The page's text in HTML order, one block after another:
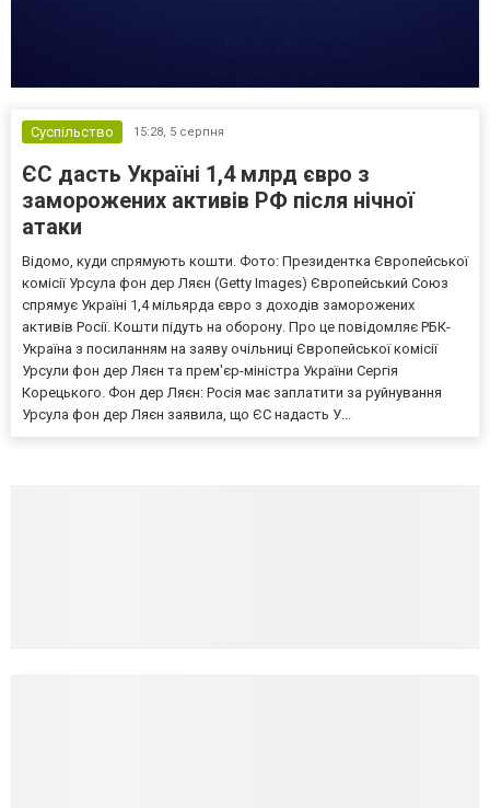
Суспільство 15:28, 5 серпня
ЄС дасть Україні 1,4 млрд євро з
заморожених активів РФ після нічної
атаки
Відомо, куди спрямують кошти. Фото: Президентка Європейської
комісії Урсула фон дер Ляєн (Getty Images) Європейський Союз
спрямує Україні 1,4 мільярда євро з доходів заморожених
активів Росії. Кошти підуть на оборону. Про це повідомляє РБК-
Україна з посиланням на заяву очільниці Європейської комісії
Урсули фон дер Ляєн та прем'єр-міністра України Сергія
Корецького. Фон дер Ляєн: Росія має заплатити за руйнування
Урсула фон дер Ляєн заявила, що ЄС надасть У...